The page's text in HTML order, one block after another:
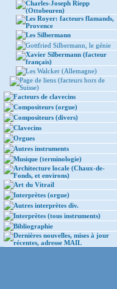
Charles-Joseph Riepp
(Ottobeuren)
Les Royer: facteurs flamands,
Provence
Les Silbermann
Gottfried Silbermann, le génie
Xavier Silbermann (facteur
français)
Les Walcker (Allemagne)
Page de liens (facteurs hors de
Suisse)
Facteurs de clavecins
Compositeurs (orgue)
Compositeurs (divers)
Clavecins
Orgues
Autres instruments
Musique (terminologie)
Architecture locale (Chaux-de-
Fonds, et environs)
Art du Vitrail
Interprètes (orgue)
Autres interprètes div.
Interprètes (tous instruments)
Bibliographie
Dernières nouvelles, mises à jour
récentes, adresse MAIL